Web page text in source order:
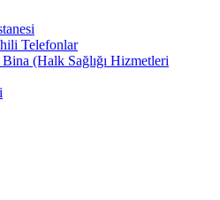
Telefonlar
(Halk Sağlığı Hizmetleri